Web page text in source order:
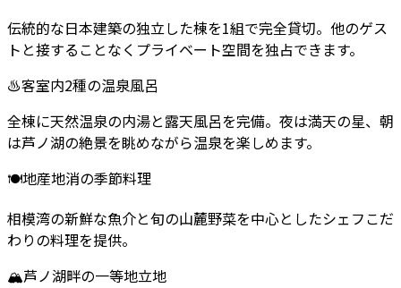
伝統的な日本建築の独立した棟を1組で完全貸切。他のゲス
トと接することなくプライベート空間を独占できます。
♨️客室内2種の温泉風呂
全棟に天然温泉の内湯と露天風呂を完備。夜は満天の星、朝
は芦ノ湖の絶景を眺めながら温泉を楽しめます。
🍽️地産地消の季節料理
相模湾の新鮮な魚介と旬の山麓野菜を中心としたシェフこだ
わりの料理を提供。
🏔️芦ノ湖畔の一等地立地